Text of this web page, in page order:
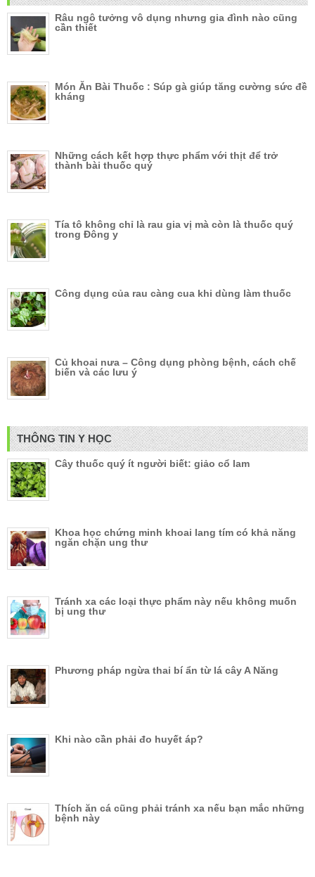
Râu ngô tưởng vô dụng nhưng gia đình nào cũng
cần thiết
Món Ăn Bài Thuốc : Súp gà giúp tăng cường sức đề
kháng
Những cách kết hợp thực phẩm với thịt để trở
thành bài thuốc quý
Tía tô không chỉ là rau gia vị mà còn là thuốc quý
trong Đông y
Công dụng của rau càng cua khi dùng làm thuốc
Củ khoai nưa – Công dụng phòng bệnh, cách chế
biến và các lưu ý
THÔNG TIN Y HỌC
Cây thuốc quý ít người biết: giảo cổ lam
Khoa học chứng minh khoai lang tím có khả năng
ngăn chặn ung thư
Tránh xa các loại thực phẩm này nếu không muốn
bị ung thư
Phương pháp ngừa thai bí ẩn từ lá cây A Năng
Khi nào cần phải đo huyết áp?
Thích ăn cá cũng phải tránh xa nếu bạn mắc những
bệnh này